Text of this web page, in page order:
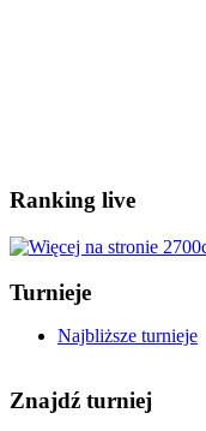
Ranking live
Turnieje
Najbliższe turnieje
Znajdź turniej